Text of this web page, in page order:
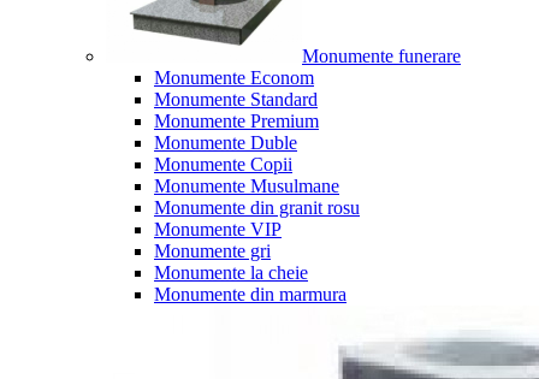
Monumente funerare
Monumente Econom
Monumente Standard
Monumente Premium
Monumente Duble
Monumente Copii
Monumente Musulmane
Monumente din granit rosu
Monumente VIP
Monumente gri
Monumente la cheie
Monumente din marmura